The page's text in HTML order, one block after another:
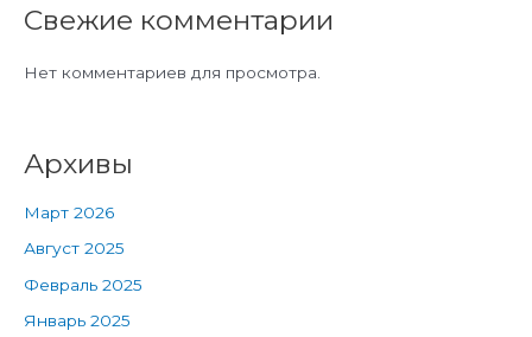
Свежие комментарии
Нет комментариев для просмотра.
Архивы
Март 2026
Август 2025
Февраль 2025
Январь 2025